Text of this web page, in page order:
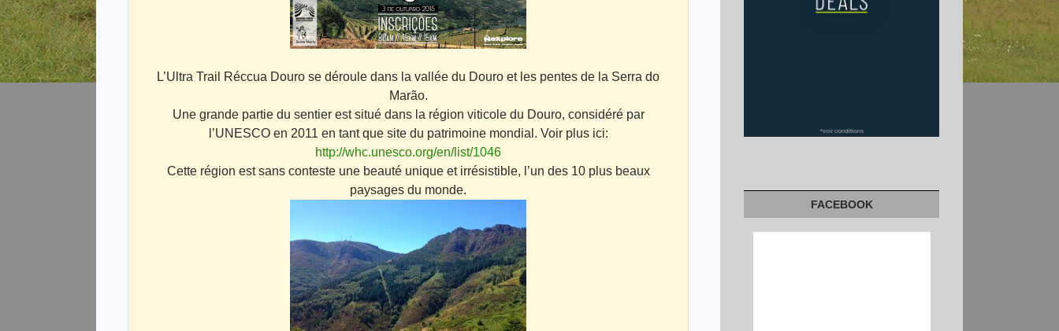
L’Ultra Trail Réccua Douro se déroule dans la vallée du Douro et les pentes de la Serra do
Marão.
Une grande partie du sentier est situé dans la région viticole du Douro, considéré par
l’UNESCO en 2011 en tant que site du patrimoine mondial. Voir plus ici:
http://whc.unesco.org/en/list/1046
Cette région est sans conteste une beauté unique et irrésistible, l’un des 10 plus beaux
paysages du monde.
FACEBOOK